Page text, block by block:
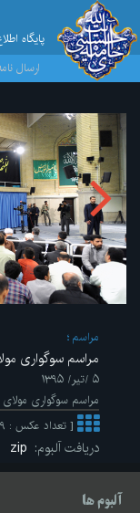
پایگاه
ارسال
مراسم
مراسم سوگواری
۵ /تیر/ ۱۳۹۵
مراسم سوگواری
[ تعداد عکس : ۱۹ ]
دریافت آلبوم:
آلبوم ها